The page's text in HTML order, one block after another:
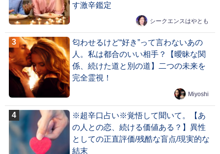
す激辛鑑定
シークエンスはやとも
匂わせるけど“好き”って言わないあの
人。私は都合のいい相手？【曖昧な関
係、続けた道と別の道】二つの未来を
完全霊視！
Miyoshi
※超辛口占い※覚悟して聞いて。【あ
の人との恋、続ける価値ある？】異性
としての正直評価/残酷な盲点/現実的な
結末